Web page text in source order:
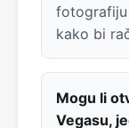
kako bi
Mogu li
Vegasu,